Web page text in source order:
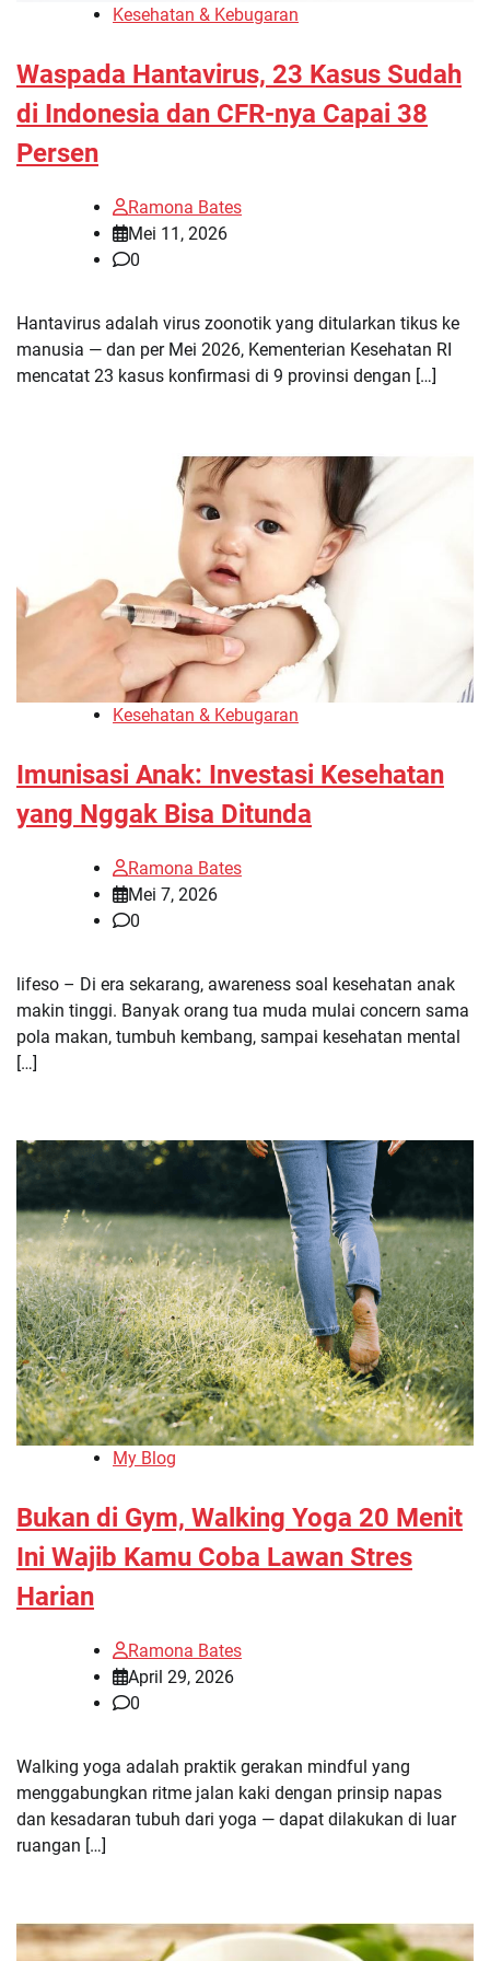
Kesehatan & Kebugaran
Waspada Hantavirus, 23 Kasus Sudah
di Indonesia dan CFR-nya Capai 38
Persen
Ramona Bates
Mei 11, 2026
0
Hantavirus adalah virus zoonotik yang ditularkan tikus ke
manusia — dan per Mei 2026, Kementerian Kesehatan RI
mencatat 23 kasus konfirmasi di 9 provinsi dengan […]
Kesehatan & Kebugaran
Imunisasi Anak: Investasi Kesehatan
yang Nggak Bisa Ditunda
Ramona Bates
Mei 7, 2026
0
lifeso – Di era sekarang, awareness soal kesehatan anak
makin tinggi. Banyak orang tua muda mulai concern sama
pola makan, tumbuh kembang, sampai kesehatan mental
[…]
My Blog
Bukan di Gym, Walking Yoga 20 Menit
Ini Wajib Kamu Coba Lawan Stres
Harian
Ramona Bates
April 29, 2026
0
Walking yoga adalah praktik gerakan mindful yang
menggabungkan ritme jalan kaki dengan prinsip napas
dan kesadaran tubuh dari yoga — dapat dilakukan di luar
ruangan […]